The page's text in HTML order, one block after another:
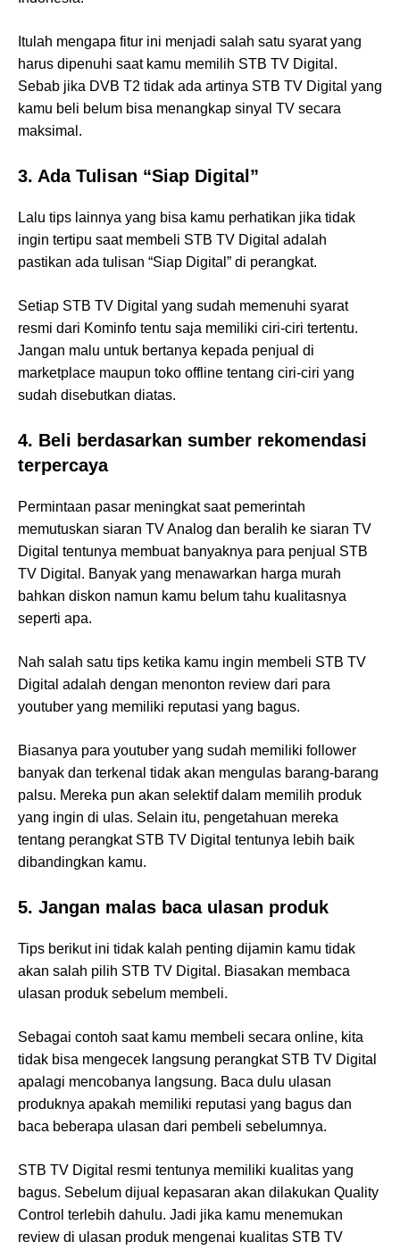
Itulah mengapa fitur ini menjadi salah satu syarat yang
harus dipenuhi saat kamu memilih STB TV Digital.
Sebab jika DVB T2 tidak ada artinya STB TV Digital yang
kamu beli belum bisa menangkap sinyal TV secara
maksimal.
3. Ada Tulisan “Siap Digital”
Lalu tips lainnya yang bisa kamu perhatikan jika tidak
ingin tertipu saat membeli STB TV Digital adalah
pastikan ada tulisan “Siap Digital” di perangkat.
Setiap STB TV Digital yang sudah memenuhi syarat
resmi dari Kominfo tentu saja memiliki ciri-ciri tertentu.
Jangan malu untuk bertanya kepada penjual di
marketplace maupun toko offline tentang ciri-ciri yang
sudah disebutkan diatas.
4. Beli berdasarkan sumber rekomendasi
terpercaya
Permintaan pasar meningkat saat pemerintah
memutuskan siaran TV Analog dan beralih ke siaran TV
Digital tentunya membuat banyaknya para penjual STB
TV Digital. Banyak yang menawarkan harga murah
bahkan diskon namun kamu belum tahu kualitasnya
seperti apa.
Nah salah satu tips ketika kamu ingin membeli STB TV
Digital adalah dengan menonton review dari para
youtuber yang memiliki reputasi yang bagus.
Biasanya para youtuber yang sudah memiliki follower
banyak dan terkenal tidak akan mengulas barang-barang
palsu. Mereka pun akan selektif dalam memilih produk
yang ingin di ulas. Selain itu, pengetahuan mereka
tentang perangkat STB TV Digital tentunya lebih baik
dibandingkan kamu.
5. Jangan malas baca ulasan produk
Tips berikut ini tidak kalah penting dijamin kamu tidak
akan salah pilih STB TV Digital. Biasakan membaca
ulasan produk sebelum membeli.
Sebagai contoh saat kamu membeli secara online, kita
tidak bisa mengecek langsung perangkat STB TV Digital
apalagi mencobanya langsung. Baca dulu ulasan
produknya apakah memiliki reputasi yang bagus dan
baca beberapa ulasan dari pembeli sebelumnya.
STB TV Digital resmi tentunya memiliki kualitas yang
bagus. Sebelum dijual kepasaran akan dilakukan Quality
Control terlebih dahulu. Jadi jika kamu menemukan
review di ulasan produk mengenai kualitas STB TV